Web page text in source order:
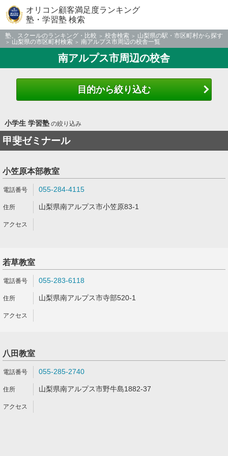
オリコン顧客満足度ランキング
塾・学習塾 検索
塾、スクールのランキング・比較 校舎検索
山梨県の駅・市区町村から探す
山梨県の市区町村検索
南アルプス市周辺の校舎一覧
南アルプス市周辺の校舎
目的から絞り込む
小学生 学習塾の絞り込み
甲斐ゼミナール
小笠原本部教室
055-284-4115
山梨県南アルプス市小笠原83-1
若草教室
055-283-6118
山梨県南アルプス市寺部520-1
八田教室
055-285-2740
山梨県南アルプス市野牛島1882-37